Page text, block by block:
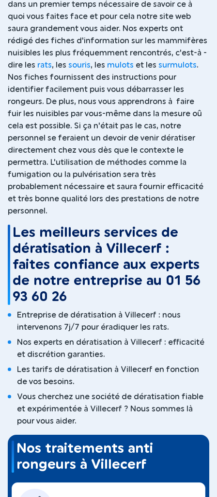
dans un premier temps nécessaire de savoir ce à
quoi vous faites face et pour cela notre site web
saura grandement vous aider. Nos experts ont
rédigé des fiches d'information sur les mammifères
nuisibles les plus fréquemment rencontrés, c'est-à -
dire les rats, les souris, les mulots et les surmulots.
Nos fiches fournissent des instructions pour
identifier facilement puis vous débarrasser les
rongeurs. De plus, nous vous apprendrons à faire
fuir les nuisibles par vous-même dans la mesure oû
cela est possible. Si ça n'était pas le cas, notre
personnel se feraient un devoir de venir dératiser
directement chez vous dès que le contexte le
permettra. L'utilisation de méthodes comme la
fumigation ou la pulvérisation sera très
probablement nécessaire et saura fournir efficacité
et très bonne qualité lors des prestations de notre
personnel.
Les meilleurs services de
dératisation à Villecerf :
faites confiance aux experts
de notre entreprise au 01 56
93 60 26
Entreprise de dératisation à Villecerf : nous
intervenons 7j/7 pour éradiquer les rats.
Nos experts en dératisation à Villecerf : efficacité
et discrétion garanties.
Les tarifs de dératisation à Villecerf en fonction
de vos besoins.
Vous cherchez une société de dératisation fiable
et expérimentée à Villecerf ? Nous sommes là
pour vous aider.
Nos traitements anti
rongeurs à Villecerf